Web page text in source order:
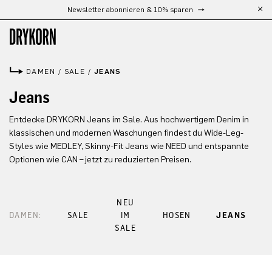
Zum Hauptinhalt springenNewsletter abonnieren & 10% sparen
DAMEN / SALE / JEANS
Jeans
Entdecke DRYKORN Jeans im Sale. Aus hochwertigem Denim in
klassischen und modernen Waschungen findest du Wide-Leg-
Styles wie MEDLEY, Skinny-Fit Jeans wie NEED und entspannte
Optionen wie CAN – jetzt zu reduzierten Preisen.
DAMEN: SALE
NEU
IM
SALE
HOSEN JEANS